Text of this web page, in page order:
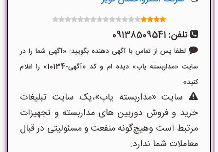
تلفن: 09138509541
لطفا پس از تماس با آگهی دهنده بگویید: «آگهی شما را در
سایت «مداربسته یاب» دیده ام و کد «آگهی-10134» را اعلام
کنید»
سایت «مداربسته یاب»،یک سایت تبلیغات
خرید و فروش دوربین های مداربسته و تجهیزات
مرتبط است وهیچ‌گونه منفعت و مسئولیتی در قبال
معاملات شما ندارد.